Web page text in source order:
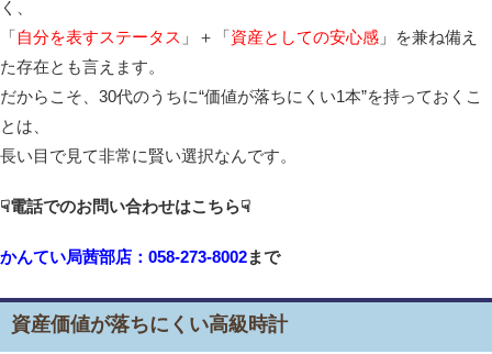
く、
「自分を表すステータス 」＋「資産としての安心感 」を兼ね備え
た存在とも言えます。
だからこそ、30代のうちに“価値が落ちにくい1本”を持っておくこ
とは、
長い目で見て非常に賢い選択なんです。
☟電話でのお問い合わせはこちら☟
かんてい局茜部店：058-273-8002まで
資産価値が落ちにくい高級時計